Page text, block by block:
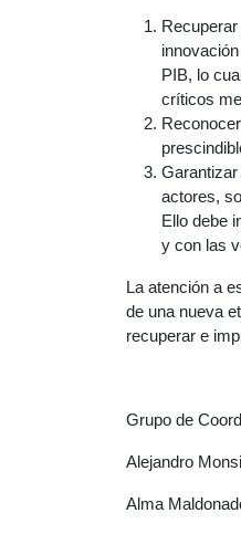
PIB, lo
críticos
actores,
Ello debe
y con las
La atención a
de una nueva
recuperar e
Grupo de
Alejandro
Alma